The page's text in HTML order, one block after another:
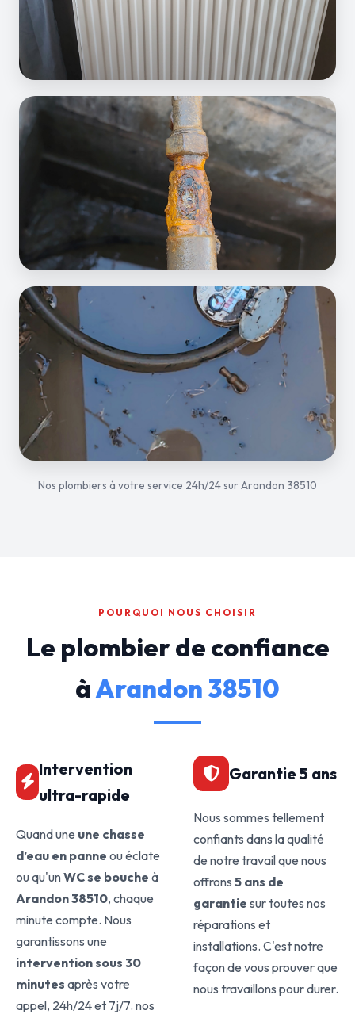
Nos plombiers à votre service 24h/24 sur Arandon 38510
POURQUOI NOUS CHOISIR
Le plombier de confiance
àArandon 38510
Intervention
ultra-rapide
Quand une une chasse
d’eau en panne ou éclate
ou qu'unWC se bouche à
Arandon 38510, chaque
minute compte. Nous
garantissons une
intervention sous 30
minutes après votre
appel, 24h/24 et 7j/7. nos
Garantie 5 ans
Nous sommes tellement
confiants dans la qualité
de notre travail que nous
offrons 5 ans de
garantie sur toutes nos
réparations et
installations. C'est notre
façon de vous prouver que
nous travaillons pour durer.